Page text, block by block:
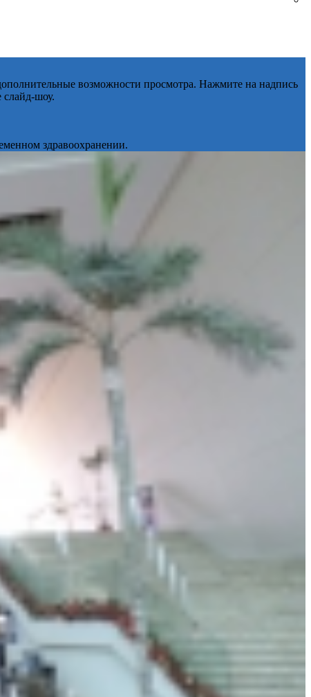
возможности просмотра. Нажмите на надпись
слайд-шоу.
здравоохранении.